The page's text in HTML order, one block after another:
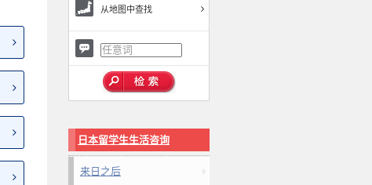
从地图中查找
日本留学生生活咨询
来日之后